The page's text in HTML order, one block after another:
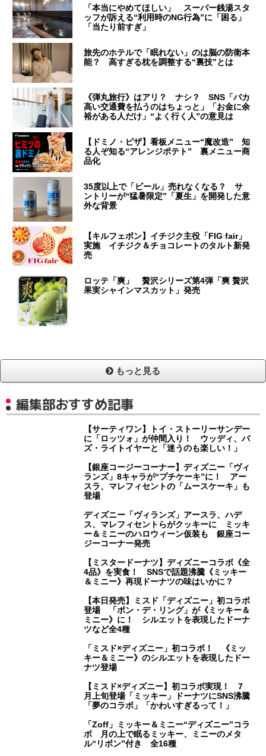
「本当にやめてほしい」 スーパー銭湯スタ
ッフが訴える“利用時のNG行為”に「困る」
「当たり前すぎ」
旅先のホテルで「眠れない」のは脳の防衛本
能？ 高すぎる枕を調整する“裏技”とは
《弾丸旅行》はアリ？ ナシ？ SNS「バカ
高い交通費を払うのはちょっと」「お金に余
裕がある人だけ」“よく行く人”の意見は
【ドミノ・ピザ】看板メニュー“魔改造” 知
る人ぞ知る“アレンジポテト” 裏メニュー商
品化
35度以上で「ビール」売れなくなる？ サ
ントリーが“猛暑限定”「夏生」を開発した意
外な背景
【キルフェボン】イチジク主役「FIG fair」
実施 イチジク＆チョコレートのタルト新発
売
ロッテ「爽」 贅沢シリーズ第4弾「爽 贅沢
果実シャインマスカット」発売
もっと見る
編集部おすすめ記事
【サーティワン】トイ・ストーリーサンデー
に「ロッツォ」が仲間入り！ ウッディ、バ
ズ・ライトイヤーと「迷うのも楽しい！」
【銀座コージーコーナー】ディズニー「ヴィ
ランズ」8キャラが“プチケーキ”に！ アー
スラ、マレフィセントの「ムースケーキ」も
登場
ディズニー「ヴィランズ」アースラ、ハデ
ス、マレフィセントらがクッキーに ミッキ
ー＆ミニーのハロウィーン仮装も 銀座コー
ジーコーナー発売
【ミスタードーナツ】ディズニーコラボ《全
4品》を実食！ SNSで話題沸騰《ミッキー
＆ミニー》再現ドーナツの味はいかに？
【本日発売】ミスド「ディズニー」初コラボ
登場 「ポン・デ・リング」が《ミッキー＆
ミニー》に！ シルエットを表現したドーナ
ツなど全4種
「ミスド×ディズニー」初コラボ！ 《ミッ
キー＆ミニー》のシルエットを表現したドー
ナツ登場
【ミスド×ディズニー】初コラボ実現！ 7
月上旬登場「ミッキー」ドーナツにSNS沸騰
「夢のコラボ」「かわいすぎるって！」
「Zoff」ミッキー＆ミニー“ディズニー”コラ
ボ 月の上で眠るミッキー、ミニーのメタ
ル“リボン”付き 全16種